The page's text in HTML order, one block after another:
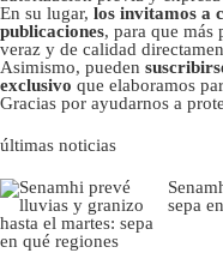
En su lugar, los invitamos a
publicaciones, para que más
veraz y de calidad
Asimismo, pueden
exclusivo que elaboramos
Gracias por ayudarnos a
últimas noticias
sepa